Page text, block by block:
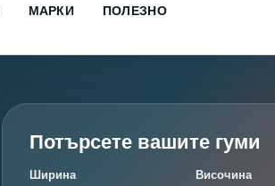
МАРКИ ПОЛЕЗНО
Потърсете вашите гуми
Ширина Височина